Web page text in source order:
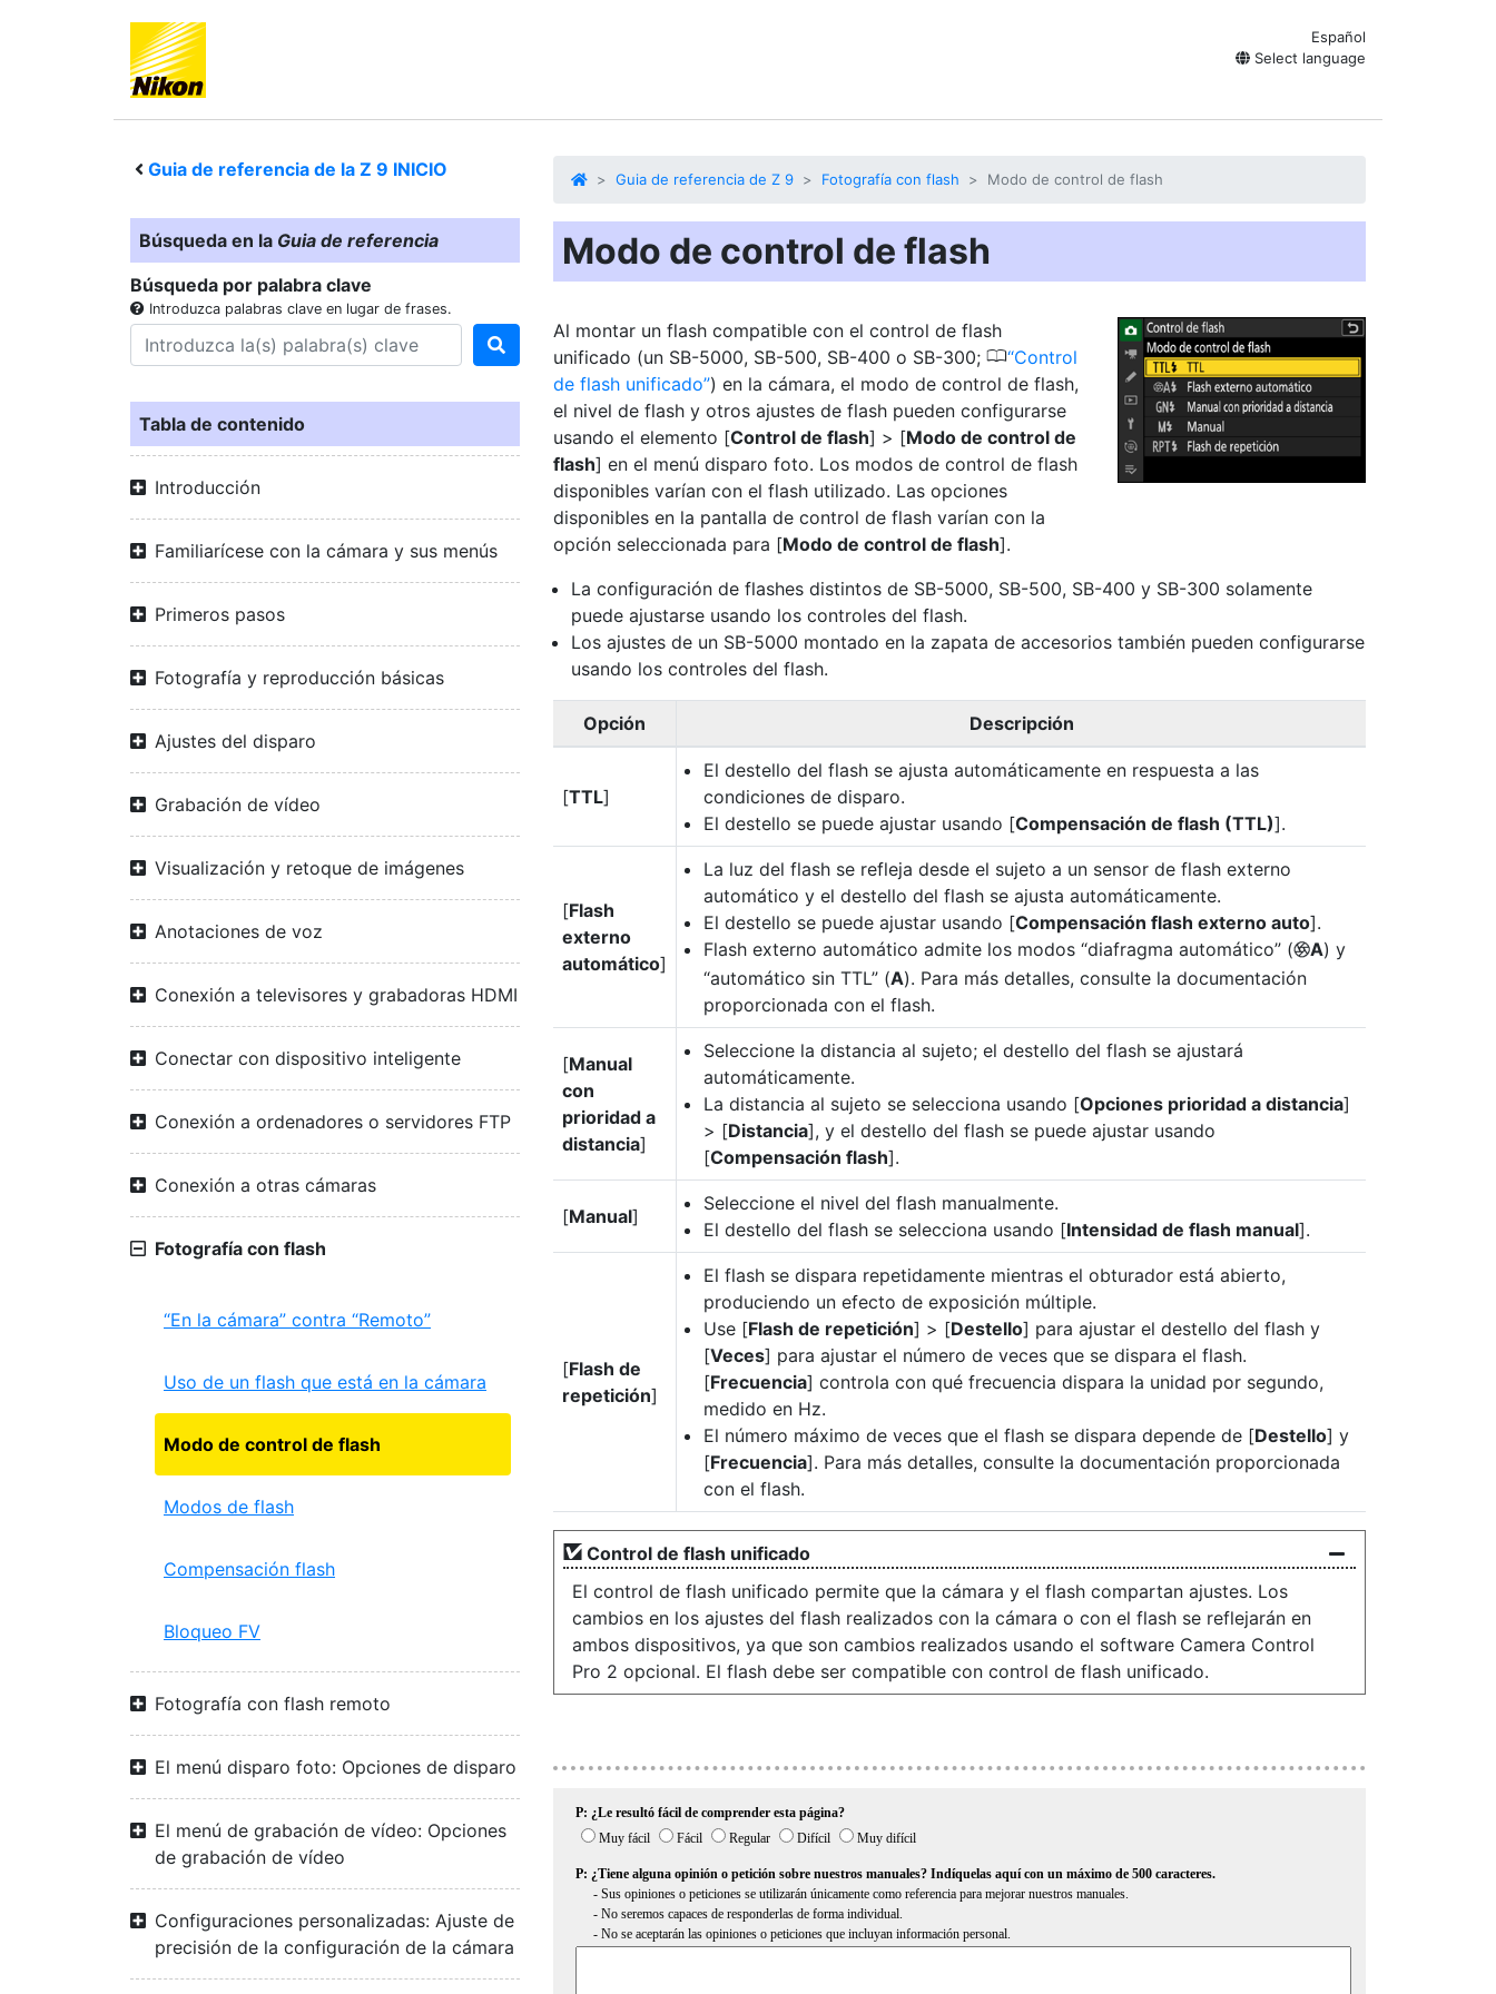
Español
Select language
Guia de referencia de la Z 9 INICIO
Búsqueda en la Guia de referencia
Búsqueda por palabra clave
Introduzca palabras clave en lugar de frases.
Tabla de contenido
Introducción
Familiarícese con la cámara y sus menús
Primeros pasos
Fotografía y reproducción básicas
Ajustes del disparo
Grabación de vídeo
Visualización y retoque de imágenes
Anotaciones de voz
Conexión a televisores y grabadoras HDMI
Conectar con dispositivo inteligente
Conexión a ordenadores o servidores FTP
Conexión a otras cámaras
Fotografía con flash
“En la cámara” contra “Remoto”
Uso de un flash que está en la cámara
Modo de control de flash
Modos de flash
Compensación flash
Bloqueo FV
Fotografía con flash remoto
El menú disparo foto: Opciones de disparo
El menú de grabación de vídeo: Opciones
de grabación de vídeo
Configuraciones personalizadas: Ajuste de
precisión de la configuración de la cámara
Guia de referencia de Z 9 Fotografía con flash Modo de control de flash
Modo de control de flash
Al montar un flash compatible con el control de flash
unificado (un SB-5000, SB-500, SB-400 o SB-300; 0 Control
de flash unificado ) en la cámara, el modo de control de flash,
el nivel de flash y otros ajustes de flash pueden configurarse
usando el elemento [Control de flash] > [Modo de control de
flash] en el menú disparo foto. Los modos de control de flash
disponibles varían con el flash utilizado. Las opciones
disponibles en la pantalla de control de flash varían con la
opción seleccionada para [Modo de control de flash].
La configuración de flashes distintos de SB-5000, SB-500, SB-400 y SB-300 solamente
puede ajustarse usando los controles del flash.
Los ajustes de un SB-5000 montado en la zapata de accesorios también pueden configurarse
usando los controles del flash.
Opción Descripción
[TTL]
El destello del flash se ajusta automáticamente en respuesta a las
condiciones de disparo.
El destello se puede ajustar usando [Compensación de flash (TTL)].
[Flash
externo
automático]
La luz del flash se refleja desde el sujeto a un sensor de flash externo
automático y el destello del flash se ajusta automáticamente.
El destello se puede ajustar usando [Compensación flash externo auto].
Flash externo automático admite los modos “diafragma automático” (qA) y
“automático sin TTL” (A). Para más detalles, consulte la documentación
proporcionada con el flash.
[Manual
con
prioridad a
distancia]
Seleccione la distancia al sujeto; el destello del flash se ajustará
automáticamente.
La distancia al sujeto se selecciona usando [Opciones prioridad a distancia]
> [Distancia], y el destello del flash se puede ajustar usando
[Compensación flash].
[Manual]
Seleccione el nivel del flash manualmente.
El destello del flash se selecciona usando [Intensidad de flash manual].
[Flash de
repetición]
El flash se dispara repetidamente mientras el obturador está abierto,
produciendo un efecto de exposición múltiple.
Use [Flash de repetición] > [Destello] para ajustar el destello del flash y
[Veces] para ajustar el número de veces que se dispara el flash.
[Frecuencia] controla con qué frecuencia dispara la unidad por segundo,
medido en Hz.
El número máximo de veces que el flash se dispara depende de [Destello] y
[Frecuencia]. Para más detalles, consulte la documentación proporcionada
con el flash.
Control de flash unificado
El control de flash unificado permite que la cámara y el flash compartan ajustes. Los
cambios en los ajustes del flash realizados con la cámara o con el flash se reflejarán en
ambos dispositivos, ya que son cambios realizados usando el software Camera Control
Pro 2 opcional. El flash debe ser compatible con control de flash unificado.